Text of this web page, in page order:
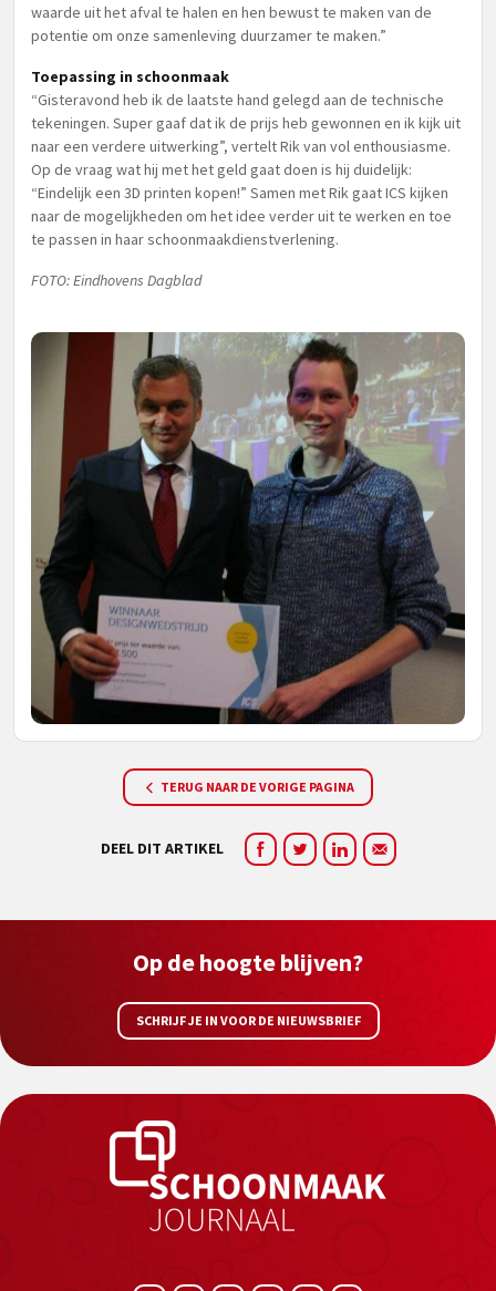
waarde uit het afval te halen en hen bewust te maken van de
potentie om onze samenleving duurzamer te maken.”
Toepassing in schoonmaak
“Gisteravond heb ik de laatste hand gelegd aan de technische
tekeningen. Super gaaf dat ik de prijs heb gewonnen en ik kijk uit
naar een verdere uitwerking”, vertelt Rik van vol enthousiasme.
Op de vraag wat hij met het geld gaat doen is hij duidelijk:
“Eindelijk een 3D printen kopen!” Samen met Rik gaat ICS kijken
naar de mogelijkheden om het idee verder uit te werken en toe
te passen in haar schoonmaakdienstverlening.
FOTO: Eindhovens Dagblad
TERUG NAAR DE VORIGE PAGINA
DEEL DIT ARTIKEL
Op de hoogte blijven?
SCHRIJF JE IN VOOR DE NIEUWSBRIEF